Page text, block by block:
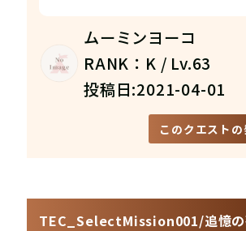
ムーミンヨーコ
RANK：K / Lv.63
投稿日:2021-04-01
このクエスト
TEC_SelectMission001/追憶